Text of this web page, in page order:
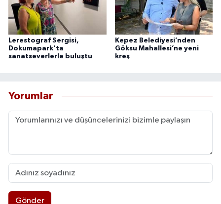
Lerestograf Sergisi,
Dokumapark'ta
sanatseverlerle buluştu
Kepez Belediyesi’nden
Göksu Mahallesi’ne yeni
kreş
Yorumlar
Gönder